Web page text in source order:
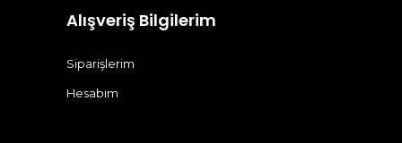
Alışveriş Bilgilerim
Siparişlerim
Hesabım